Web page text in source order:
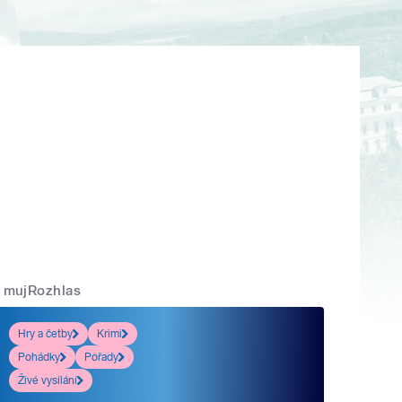
mujRozhlas
Hry a četby
Krimi
Pohádky
Pořady
Živé vysílání